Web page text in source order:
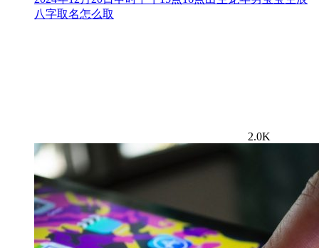
八字取名怎么取
2.0K